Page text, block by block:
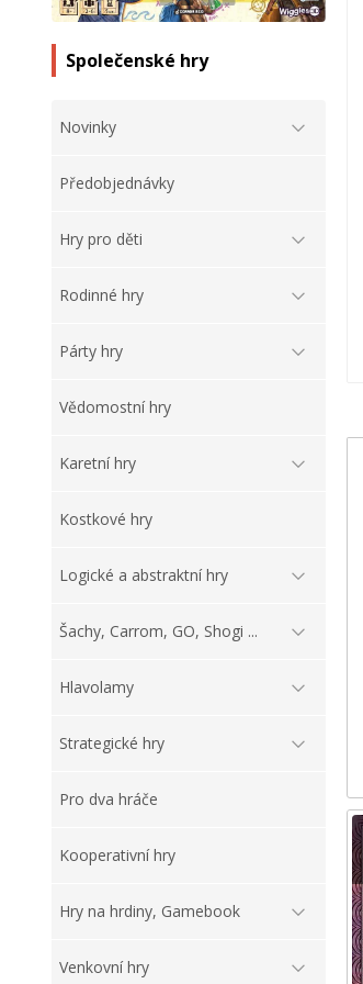
Společenské hry
Novinky
Předobjednávky
Hry pro děti
Rodinné hry
Párty hry
Vědomostní hry
Karetní hry
Kostkové hry
Logické a abstraktní hry
Šachy, Carrom, GO, Shogi ...
Hlavolamy
Strategické hry
Pro dva hráče
Kooperativní hry
Hry na hrdiny, Gamebook
Venkovní hry